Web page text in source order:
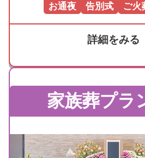
お通夜 告別式 ご火
詳細をみる
家族葬プラ